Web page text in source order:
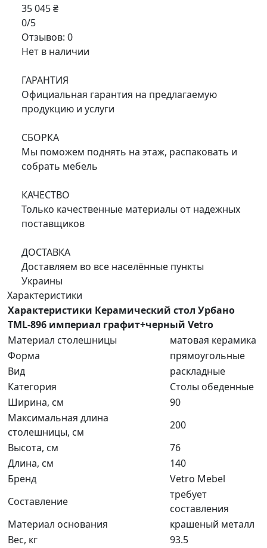
35 045 ₴
0/5
Отзывов: 0
Нет в наличии
ГАРАНТИЯ
Официальная гарантия на предлагаемую
продукцию и услуги
СБОРКА
Мы поможем поднять на этаж, распаковать и
собрать мебель
КАЧЕСТВО
Только качественные материалы от надежных
поставщиков
ДОСТАВКА
Доставляем во все населённые пункты
Украины
Характеристики
Характеристики Керамический стол Урбано
TML-896 империал графит+черный Vetro
Материал столешницы
матовая керамика
Форма
прямоугольные
Вид
раскладные
Категория
Столы обеденные
Ширина, см
90
Максимальная длина
столешницы, см
200
Высота, см
76
Длина, см
140
Бренд
Vetro Mebel
Составление
требует
составления
Материал основания
крашеный металл
Вес, кг
93.5